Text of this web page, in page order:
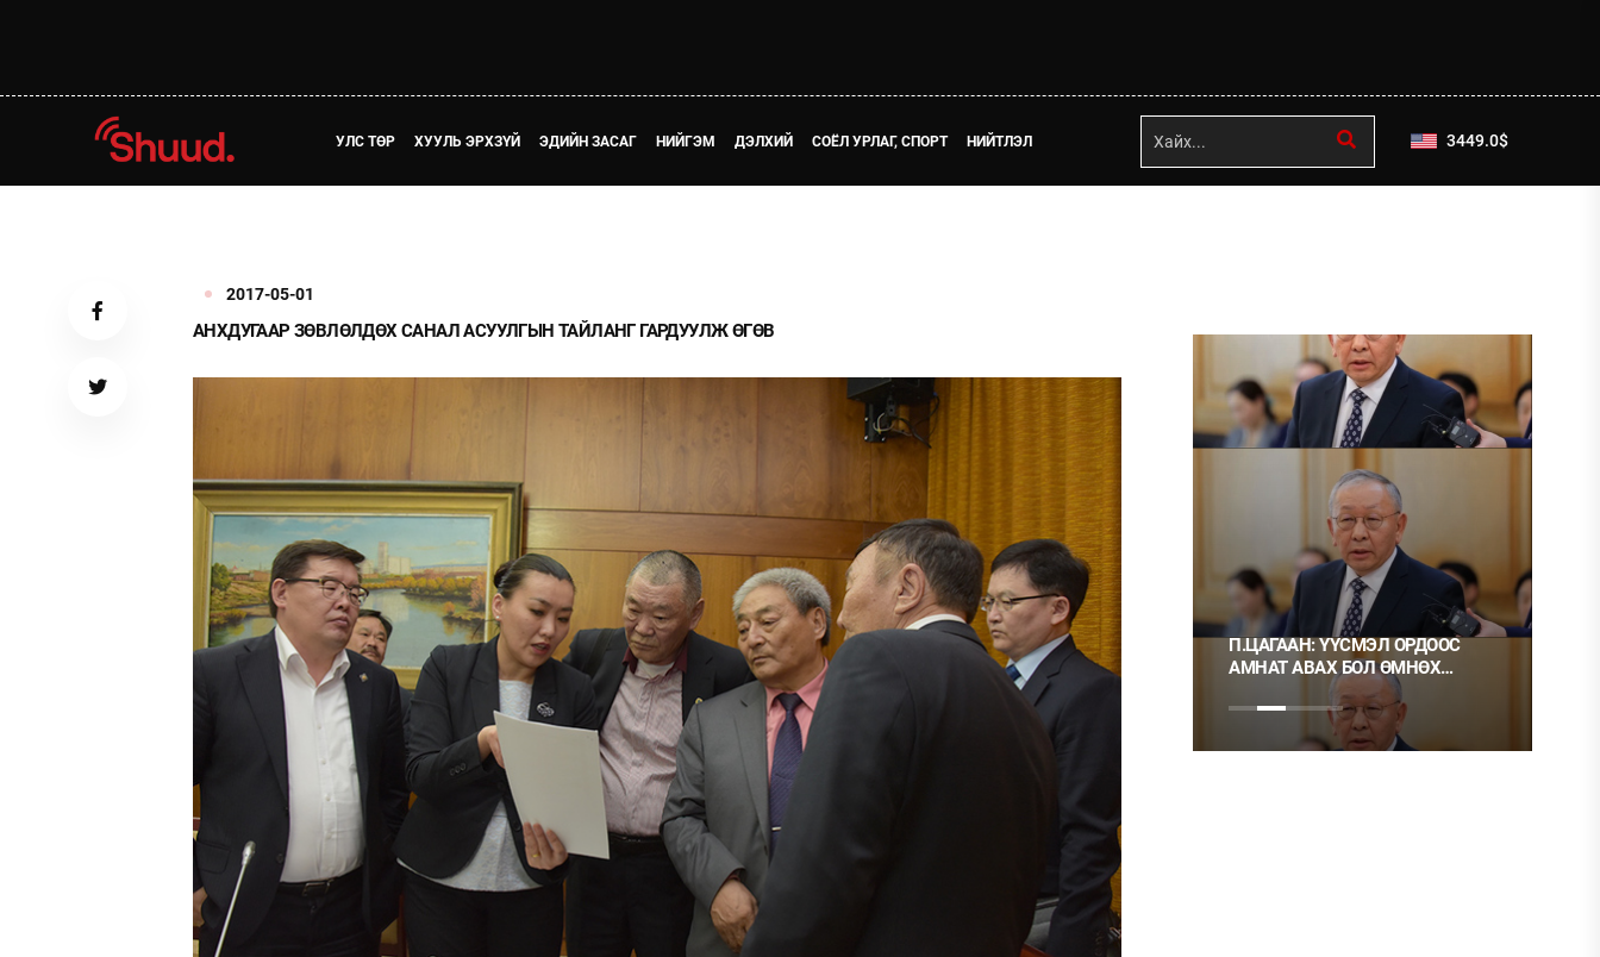
УЛС ТӨР ХУУЛЬ ЭРХЗҮЙ ЭДИЙН ЗАСАГ НИЙГЭМ ДЭЛХИЙ СОЁЛ УРЛАГ, СПОРТ НИЙТЛЭЛ 3449.0$
2017-05-01
АНХДУГААР ЗӨВЛӨЛДӨХ САНАЛ АСУУЛГЫН ТАЙЛАНГ ГАРДУУЛЖ ӨГӨВ
ТӨЛӨӨЛӨГЧИЙН ГАЗАРТ
ОРЛОГО ШИЛЖҮҮЛСЭН БОЛ 20
ХУВИАР ТАТВАР СУУТГАНА
НИЙСЛЭЛД ШАХМАЛ ТҮЛШ
БОРЛУУЛАХ 435 ЦЭГ
П.ЦАГААН: ҮҮСМЭЛ ОРДООС
АМНАТ АВАХ БОЛ ӨМНӨХ
ШИГЭЭ ТУСГАЙ
ЗӨВШӨӨРӨЛТЭЙ БОЛГОХ
ХЭРЭГТЭЙ